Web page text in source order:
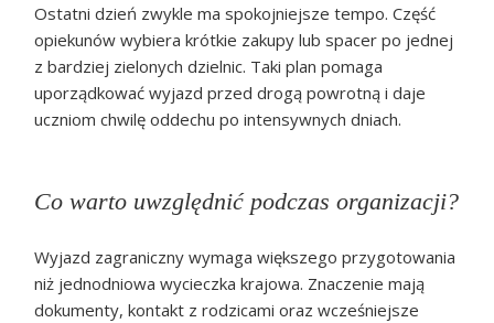
Ostatni dzień zwykle ma spokojniejsze tempo. Część
opiekunów wybiera krótkie zakupy lub spacer po jednej
z bardziej zielonych dzielnic. Taki plan pomaga
uporządkować wyjazd przed drogą powrotną i daje
uczniom chwilę oddechu po intensywnych dniach.
Co warto uwzględnić podczas organizacji?
Wyjazd zagraniczny wymaga większego przygotowania
niż jednodniowa wycieczka krajowa. Znaczenie mają
dokumenty, kontakt z rodzicami oraz wcześniejsze